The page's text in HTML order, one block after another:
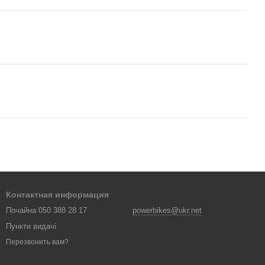
Контактная информация
Почайна 050 388 28 17
Пункти видачі
Перезвонить вам?
powerbikes@ukr.net